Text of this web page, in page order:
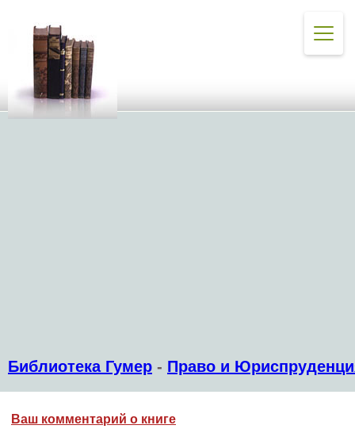
Библиотека Гумер - Право и
Ваш комментарий о книге